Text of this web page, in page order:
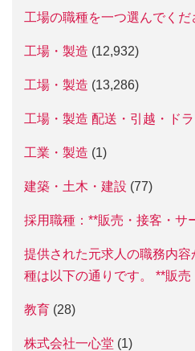
工場の職種を一つ選んでくだ
工場・製造 (12,932)
工場・製造 (13,286)
工場・製造 配送・引越・ド
工業・製造 (1)
建築・土木・建設 (77)
採用職種：**販売・接客・サ
提供された元求人の職務内
種は以下の通りです。 **販
教育 (28)
株式会社一心堂 (1)